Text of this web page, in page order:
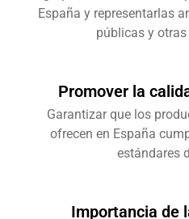
España y representarlas
públicas y
Promover la
Garantizar que los
ofrecen en España
estándares
Importancia de